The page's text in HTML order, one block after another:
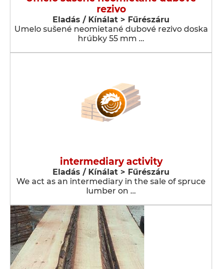
rezivo
Eladás / Kínálat > Fűrészáru
Umelo sušené neomietané dubové rezivo doska
hrúbky 55 mm …
intermediary activity
Eladás / Kínálat > Fűrészáru
We act as an intermediary in the sale of spruce
lumber on …